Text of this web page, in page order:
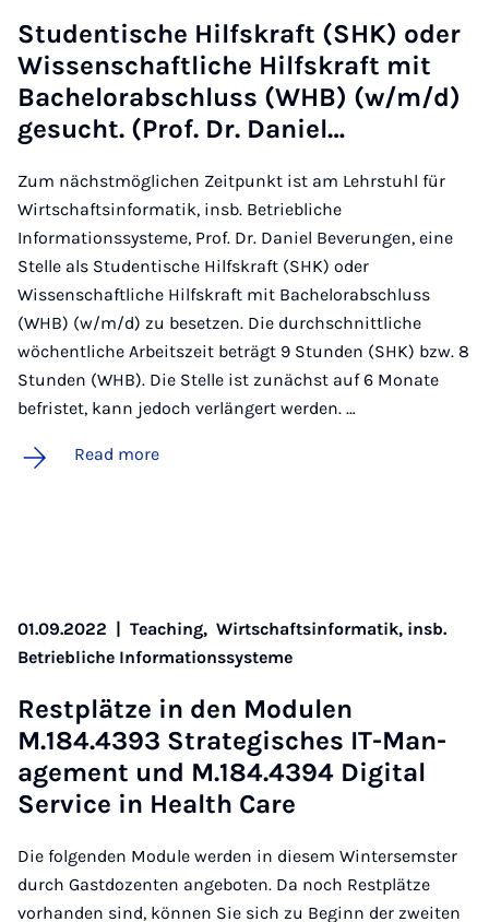
Stu­dentische Hil­f­skraft (SHK) oder
Wis­senschaft­liche Hil­f­skraft mit
Bach­el­or­ab­schluss (WHB) (w/m/d)
ge­sucht. (Prof. Dr. Daniel…
Zum nächstmöglichen Zeitpunkt ist am Lehrstuhl für
Wirtschaftsinformatik, insb. Betriebliche
Informationssysteme, Prof. Dr. Daniel Beverungen, eine
Stelle als Studentische Hilfskraft (SHK) oder
Wissenschaftliche Hilfskraft mit Bachelorabschluss
(WHB) (w/m/d) zu besetzen. Die durchschnittliche
wöchentliche Arbeitszeit beträgt 9 Stunden (SHK) bzw. 8
Stunden (WHB). Die Stelle ist zunächst auf 6 Monate
befristet, kann jedoch verlängert werden. …
Read more
01.09.2022 Teaching, Wirtschaftsinformatik, insb.
Betriebliche Informationssysteme
Rest­plätze in den Mod­u­len
M.184.4393 Strategisches IT-Man­
age­ment und M.184.4394 Di­git­al
Ser­vice in Health Care
Die folgenden Module werden in diesem Wintersemster
durch Gastdozenten angeboten. Da noch Restplätze
vorhanden sind, können Sie sich zu Beginn der zweiten